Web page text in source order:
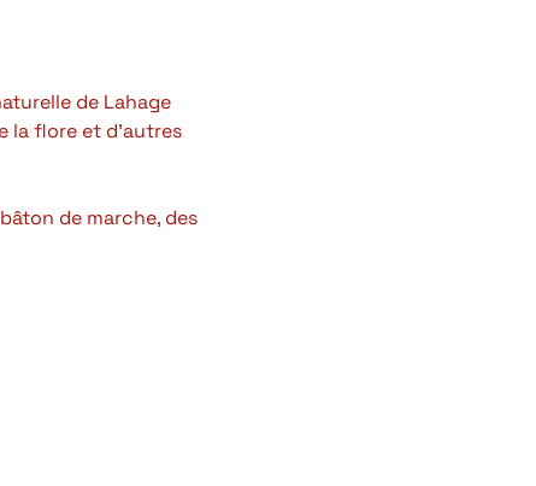
de Lahage
la flore et d'autres
de marche, des